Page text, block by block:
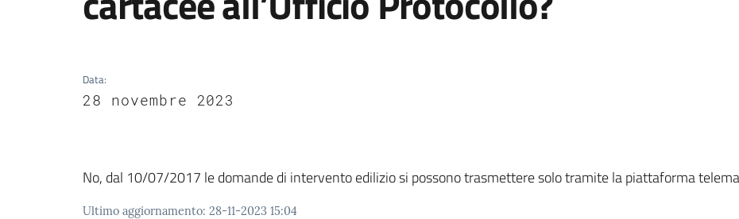
Data:
28 novembre 2023
No, dal 10/07/2017 le domande di intervento edilizio si possono trasmettere solo tramite la piattaforma
Ultimo aggiornamento: 28-11-2023 15:04